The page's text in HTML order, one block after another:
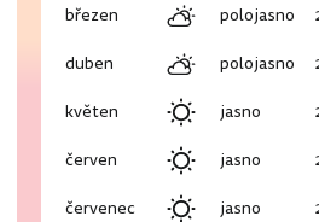
březen
polojasno
duben
polojasno
květen
jasno
červen
jasno
červenec
jasno